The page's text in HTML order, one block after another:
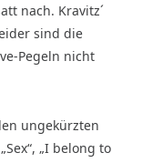
nach. Kravitz´
sind die
Pegeln nicht
ungekürzten
„I belong to